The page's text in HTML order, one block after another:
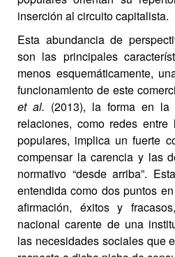
inserción al circuito capitalista.
Esta abundancia de
son las principales
menos esquemáticamente,
funcionamiento de este
et al. (2013), la forma en la
relaciones, como redes entre
populares, implica un fuerte
compensar la carencia y las
normativo “desde arriba”.
entendida como dos puntos
afirmación, éxitos y
nacional carente de una
las necesidades sociales que